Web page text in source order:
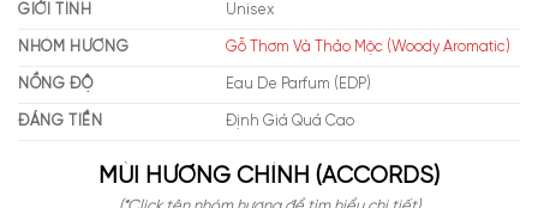
GIỚI TÍNH Unisex
NHÓM HƯƠNG Gỗ Thơm Và Thảo Mộc (Woody Aromatic)
NỒNG ĐỘ Eau De Parfum (EDP)
ĐÁNG TIỀN Định Giá Quá Cao
MÙI HƯƠNG CHÍNH (ACCORDS)